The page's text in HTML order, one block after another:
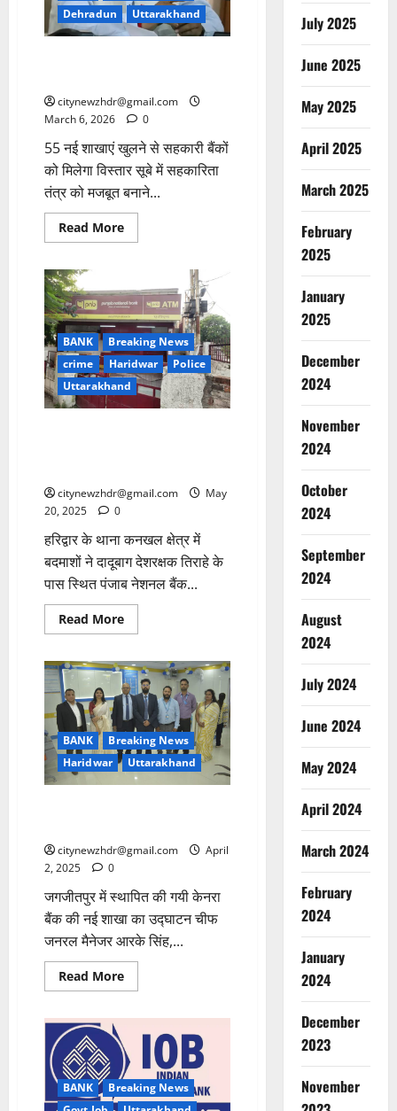
Dehradun
Uttarakhand
citynewzhdr@gmail.com
March 6, 2026
0
55 नई शाखाएं खुलने से सहकारी बैंकों
को मिलेगा विस्तार सूबे में सहकारिता
तंत्र को मजबूत बनाने...
Read MoreRead
more
खुलेंगे
3
नए
जिला
सहकारी
बैंक-
डॉ.
धन
सिंह
रावत
BANK
Breaking News
crime
Haridwar
Police
Uttarakhand
citynewzhdr@gmail.com
May
20, 2025
0
हरिद्वार के थाना कनखल क्षेत्र में
बदमाशों ने दादूबाग देशरक्षक तिराहे के
पास स्थित पंजाब नेशनल बैंक...
Read MoreRead
more
में
बदमाशों
ने
एटीएम
में
लगायी
सेंध,
मुस्तैद
पुलिस
BANK
Breaking News
Haridwar
Uttarakhand
citynewzhdr@gmail.com
April
2, 2025
0
जगजीतपुर में स्थापित की गयी केनरा
बैंक की नई शाखा का उद्घाटन चीफ
जनरल मैनेजर आरके सिंह,...
Read MoreRead
more
स्थापित
हुई
केनरा
बैंक
की
शाखा
BANK
Breaking News
July 2025
June 2025
May 2025
April 2025
March 2025
February
2025
January
2025
December
2024
November
2024
October
2024
September
2024
August
2024
July 2024
June 2024
May 2024
April 2024
March 2024
February
2024
January
2024
December
2023
November